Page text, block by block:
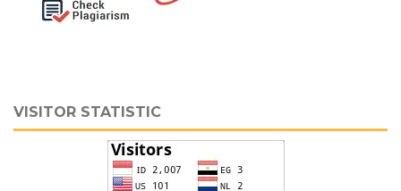
VISITOR STATISTIC